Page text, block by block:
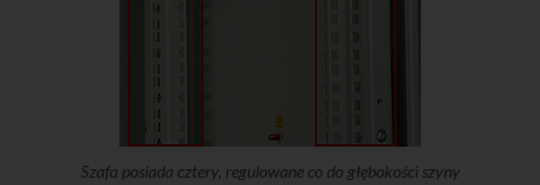
Szafa posiada cztery, regulowane co do głębokości szyny